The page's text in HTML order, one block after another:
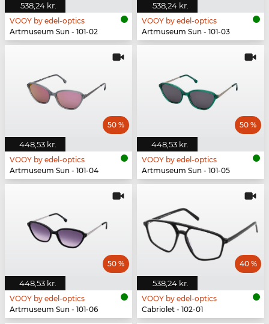
538,24 kr.
VOOY by edel-optics
Artmuseum Sun - 101-02
538,24 kr.
VOOY by edel-optics
Artmuseum Sun - 101-03
448,53 kr.
50 %
VOOY by edel-optics
Artmuseum Sun - 101-04
448,53 kr.
50 %
VOOY by edel-optics
Artmuseum Sun - 101-05
448,53 kr.
50 %
VOOY by edel-optics
Artmuseum Sun - 101-06
538,24 kr.
40 %
VOOY by edel-optics
Cabriolet - 102-01